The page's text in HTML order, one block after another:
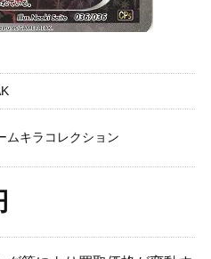
ムキラコレクション